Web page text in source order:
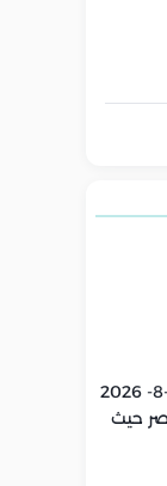
أسعار الذهب اليوم | الخميس 6-8- 2026
حيث